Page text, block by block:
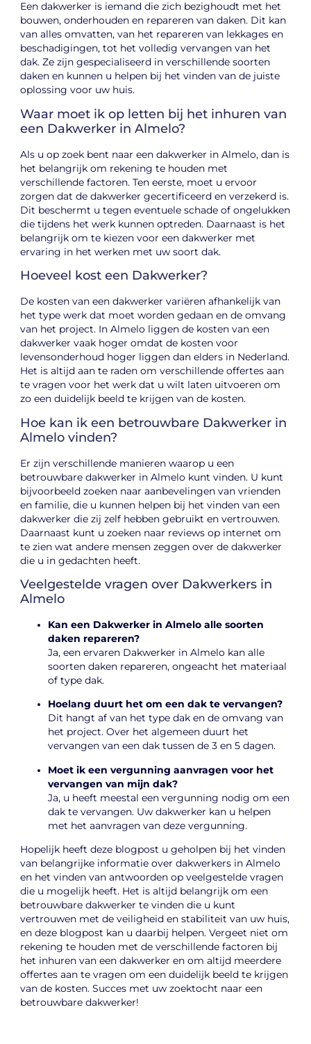
Een dakwerker is iemand die zich bezighoudt met het
bouwen, onderhouden en repareren van daken. Dit kan
van alles omvatten, van het repareren van lekkages en
beschadigingen, tot het volledig vervangen van het
dak. Ze zijn gespecialiseerd in verschillende soorten
daken en kunnen u helpen bij het vinden van de juiste
oplossing voor uw huis.
Waar moet ik op letten bij het inhuren van
een Dakwerker in Almelo?
Als u op zoek bent naar een dakwerker in Almelo, dan is
het belangrijk om rekening te houden met
verschillende factoren. Ten eerste, moet u ervoor
zorgen dat de dakwerker gecertificeerd en verzekerd is.
Dit beschermt u tegen eventuele schade of ongelukken
die tijdens het werk kunnen optreden. Daarnaast is het
belangrijk om te kiezen voor een dakwerker met
ervaring in het werken met uw soort dak.
Hoeveel kost een Dakwerker?
De kosten van een dakwerker variëren afhankelijk van
het type werk dat moet worden gedaan en de omvang
van het project. In Almelo liggen de kosten van een
dakwerker vaak hoger omdat de kosten voor
levensonderhoud hoger liggen dan elders in Nederland.
Het is altijd aan te raden om verschillende offertes aan
te vragen voor het werk dat u wilt laten uitvoeren om
zo een duidelijk beeld te krijgen van de kosten.
Hoe kan ik een betrouwbare Dakwerker in
Almelo vinden?
Er zijn verschillende manieren waarop u een
betrouwbare dakwerker in Almelo kunt vinden. U kunt
bijvoorbeeld zoeken naar aanbevelingen van vrienden
en familie, die u kunnen helpen bij het vinden van een
dakwerker die zij zelf hebben gebruikt en vertrouwen.
Daarnaast kunt u zoeken naar reviews op internet om
te zien wat andere mensen zeggen over de dakwerker
die u in gedachten heeft.
Veelgestelde vragen over Dakwerkers in
Almelo
Kan een Dakwerker in Almelo alle soorten
daken repareren?
Ja, een ervaren Dakwerker in Almelo kan alle
soorten daken repareren, ongeacht het materiaal
of type dak.
Hoelang duurt het om een dak te vervangen?
Dit hangt af van het type dak en de omvang van
het project. Over het algemeen duurt het
vervangen van een dak tussen de 3 en 5 dagen.
Moet ik een vergunning aanvragen voor het
vervangen van mijn dak?
Ja, u heeft meestal een vergunning nodig om een
dak te vervangen. Uw dakwerker kan u helpen
met het aanvragen van deze vergunning.
Hopelijk heeft deze blogpost u geholpen bij het vinden
van belangrijke informatie over dakwerkers in Almelo
en het vinden van antwoorden op veelgestelde vragen
die u mogelijk heeft. Het is altijd belangrijk om een
betrouwbare dakwerker te vinden die u kunt
vertrouwen met de veiligheid en stabiliteit van uw huis,
en deze blogpost kan u daarbij helpen. Vergeet niet om
rekening te houden met de verschillende factoren bij
het inhuren van een dakwerker en om altijd meerdere
offertes aan te vragen om een duidelijk beeld te krijgen
van de kosten. Succes met uw zoektocht naar een
betrouwbare dakwerker!